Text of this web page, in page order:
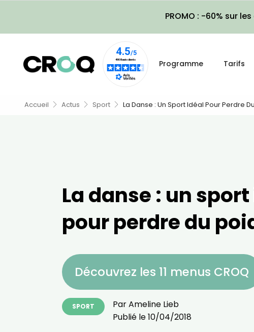
PROMO : -60% sur
Programme Tarifs
Accueil Actus Sport La Danse : Un Sport Idéal Pour Perdre
La danse : un
pour perdre du
Découvrez les 11 menus CROQ
SPORT ParAmeline Lieb
Publié le10/04/2018